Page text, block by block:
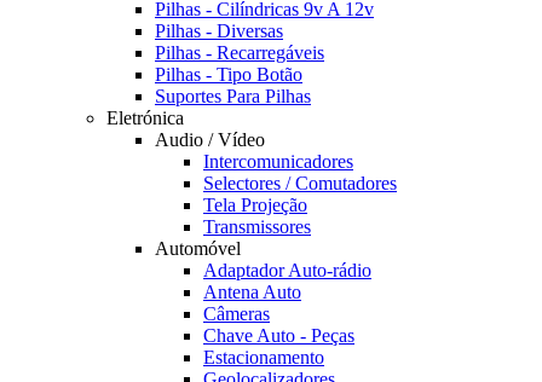
Pilhas - Cilíndricas 9v A 12v
Pilhas - Diversas
Pilhas - Recarregáveis
Pilhas - Tipo Botão
Suportes Para Pilhas
Eletrónica
Audio / Vídeo
Intercomunicadores
Selectores / Comutadores
Tela Projeção
Transmissores
Automóvel
Adaptador Auto-rádio
Antena Auto
Câmeras
Chave Auto - Peças
Estacionamento